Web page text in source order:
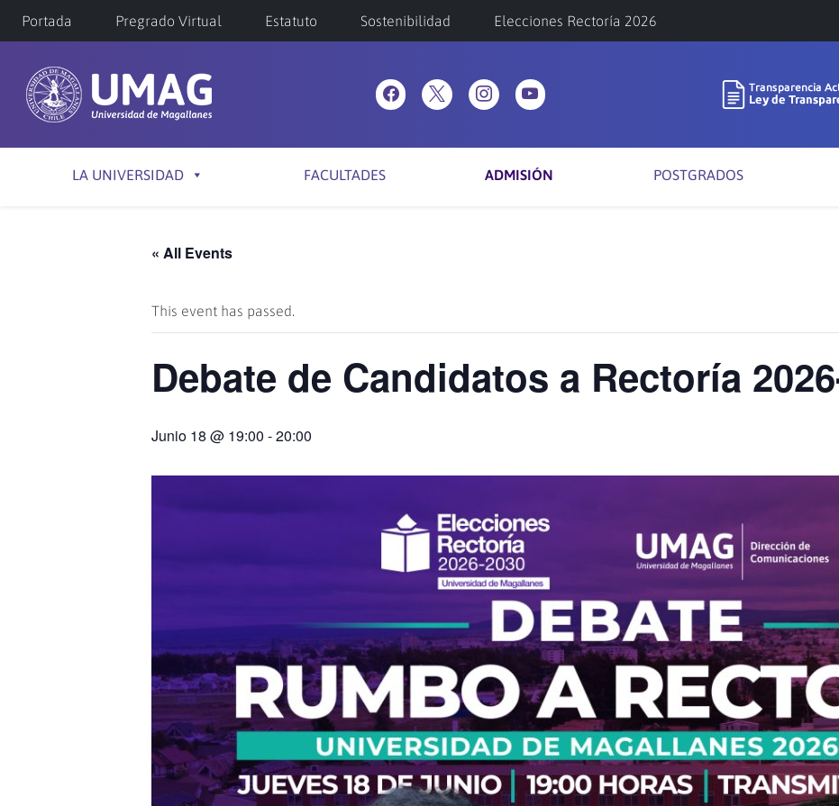
Portada Pregrado Virtual Estatuto Sostenibilidad Elecciones Rectoría 2026
LA UNIVERSIDAD FACULTADES ADMISIÓN POSTGRADOS
« All Events
This event has passed.
Debate de Candidatos a Rectoría
Junio 18 @ 19:00 -20:00